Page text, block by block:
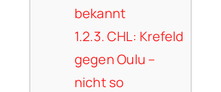
bekannt
1.2.3.CHL: Krefeld
gegen Oulu –
nicht so